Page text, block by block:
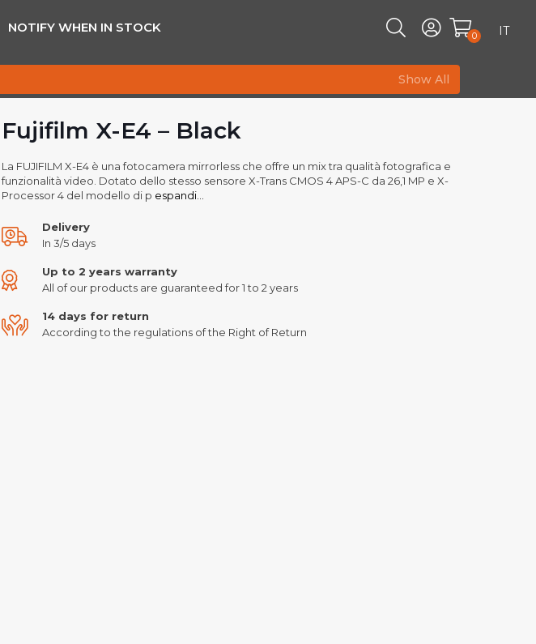
NOTIFY WHEN IN STOCK
0 IT
Show All
Fujifilm X-E4 – Black
La FUJIFILM X-E4 è una fotocamera mirrorless che offre un mix tra qualità fotografica e
funzionalità video. Dotato dello stesso sensore X-Trans CMOS 4 APS-C da 26,1 MP e X-
Processor 4 del modello di p espandi...
Delivery
In 3/5 days
Up to 2 years warranty
All of our products are guaranteed for 1 to 2 years
14 days for return
According to the regulations of the Right of Return